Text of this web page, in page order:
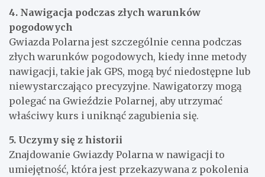
4. Nawigacja podczas złych warunków
pogodowych
Gwiazda Polarna jest szczególnie cenna podczas
złych warunków pogodowych, kiedy inne metody
nawigacji, takie jak GPS, mogą być niedostępne lub
niewystarczająco precyzyjne. Nawigatorzy mogą
polegać na Gwieździe Polarnej, aby utrzymać
właściwy kurs i uniknąć zagubienia się.
5. Uczymy się z historii
Znajdowanie Gwiazdy Polarna w nawigacji to
umiejętność, która jest przekazywana z pokolenia